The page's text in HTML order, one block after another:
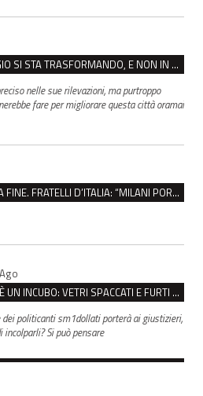
IL CENTRO STORICO DI REGGIO SI STA TRASFORMANDO, E NON IN MEGLIO
nelle sue rilevazioni, ma purtroppo
fare per migliorare questa città oramai
HELLWATT, SCONTRO SENZA FINE. FRATELLI D’ITALIA: “MILANI PORTA DOCUMENTI, DE FRANCO INSULTI”
REGGIO, PIAZZALE EUROPA È UN INCUBO: VETRI SPACCATI E FURTI SULLE AUTO IN SOSTA
dei politicanti sm1dollati porterà ai giustizieri,
Si può pensare